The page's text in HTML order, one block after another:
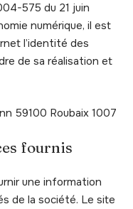
575 du 21 juin
numérique, il est
l’identité des
de sa réalisation et
59100 Roubaix 1007
fournis
une information
de la société. Le site